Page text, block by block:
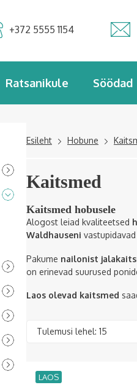
+372 5555 1154
Ratsanikule Söödad
Esileht Hobune
Kaitsmed
Kaitsmed hobusele
Alogost leiad kvaliteetsed
Waldhauseni
Pakume nailonist
on erinevad suurused
Laos olevad kaitsmed
LAOS